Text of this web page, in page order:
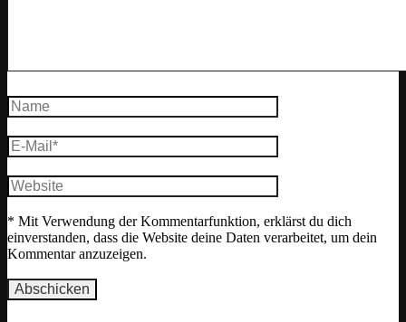
* Mit Verwendung der Kommentarfunktion, erklärst du dich
einverstanden, dass die Website deine Daten verarbeitet, um dein
Kommentar anzuzeigen.